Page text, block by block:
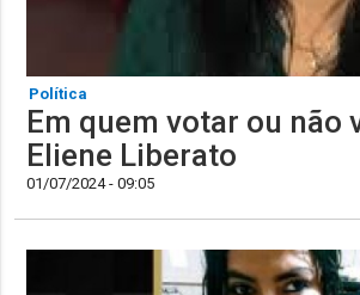
Política
Em quem votar ou não
Eliene Liberato
01/07/2024 - 09:05